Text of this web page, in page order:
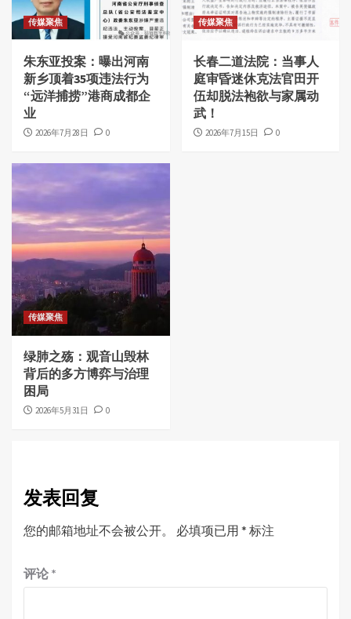
传媒聚焦
朱东亚投案：曝出河南
新乡顶着35项违法行为
“远洋捕捞”港商成都企
业
2026年7月28日 0
传媒聚焦
长春二道法院：当事人
庭审昏迷休克法官田开
伍却脱法袍欲与家属动
武！
2026年7月15日 0
传媒聚焦
绿肺之殇：观音山毁林
背后的多方博弈与治理
困局
2026年5月31日 0
发表回复
您的邮箱地址不会被公开。 必填项已用 * 标注
评论 *